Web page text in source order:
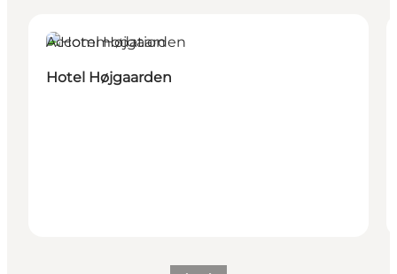
Accommodation
Hotel Højgaarden